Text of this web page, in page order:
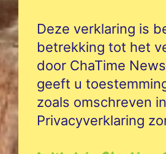
Deze verklaring is
betrekking tot het
door ChaTime
geeft u
zoals omschreven
Privacyverklaring